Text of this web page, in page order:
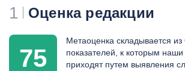
1 Оценка редакции
75
Метаоценка складывается
показателей, к которым наши
приходят путем выявления